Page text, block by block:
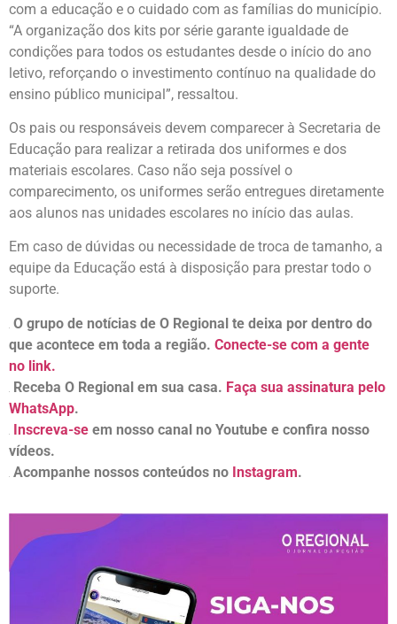
com a educação e o cuidado com as famílias do município.
“A organização dos kits por série garante igualdade de
condições para todos os estudantes desde o início do ano
letivo, reforçando o investimento contínuo na qualidade do
ensino público municipal”, ressaltou.
Os pais ou responsáveis devem comparecer à Secretaria de
Educação para realizar a retirada dos uniformes e dos
materiais escolares. Caso não seja possível o
comparecimento, os uniformes serão entregues diretamente
aos alunos nas unidades escolares no início das aulas.
Em caso de dúvidas ou necessidade de troca de tamanho, a
equipe da Educação está à disposição para prestar todo o
suporte.
O grupo de notícias de O Regional te deixa por dentro do
que acontece em toda a região. Conecte-se com a gente
no link.
Receba O Regional em sua casa. Faça sua assinatura pelo
WhatsApp.
Inscreva-se em nosso canal no Youtube e confira nosso
vídeos.
Acompanhe nossos conteúdos no Instagram.